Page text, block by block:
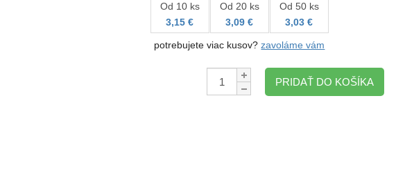
Od 10 ks
3,15 €
Od 20 ks
3,09 €
Od 50 ks
3,03 €
potrebujete viac kusov?zavoláme vám
Množstvo:
PRIDAŤ DO KOŠÍKA